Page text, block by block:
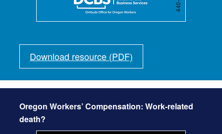
Download resource (PDF)
Oregon Workers’ Compensation: Work-related
death?